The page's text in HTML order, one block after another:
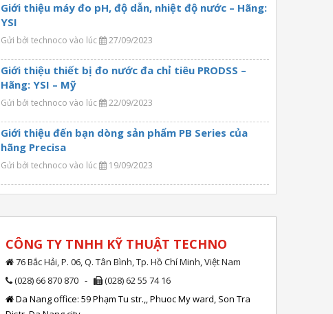
Giới thiệu máy đo pH, độ dẫn, nhiệt độ nước – Hãng:
YSI
Gửi bởi technoco vào lúc 27/09/2023
Giới thiệu thiết bị đo nước đa chỉ tiêu PRODSS –
Hãng: YSI – Mỹ
Gửi bởi technoco vào lúc 22/09/2023
Giới thiệu đến bạn dòng sản phẩm PB Series của
hãng Precisa
Gửi bởi technoco vào lúc 19/09/2023
CÔNG TY TNHH KỸ THUẬT TECHNO
76 Bắc Hải, P. 06, Q. Tân Bình, Tp. Hồ Chí Minh, Việt Nam
(028) 66 870 870 -
(028) 62 55 74 16
Da Nang office: 59 Phạm Tu str.,, Phuoc My ward, Son Tra